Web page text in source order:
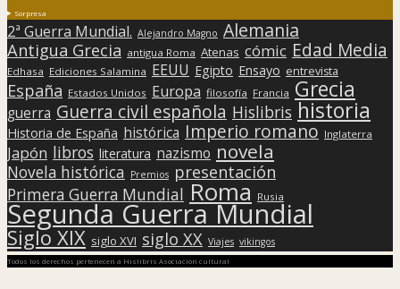
Sorpresa
2ª Guerra Mundial. Alejandro Magno Alemania
Antigua Grecia antigua Roma Atenas cómic Edad Media
Edhasa Ediciones Salamina EEUU Egipto Ensayo entrevista
España Estados Unidos Europa filosofía Francia Grecia
guerra Guerra civil española Hislibris historia
Historia de España histórica Imperio romano Inglaterra
Japón libros literatura nazismo novela
Novela histórica Premios presentación
Primera Guerra Mundial Roma Rusia
Segunda Guerra Mundial
Siglo XIX siglo XVI siglo XX Viajes vikingos
Todos los derechos pertenecen a Hislibris Asociación cultural